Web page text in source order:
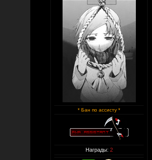
* Бан по ассисту *
Награды: 2